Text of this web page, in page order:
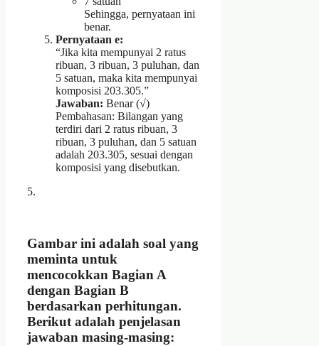
Sehingga, pernyataan ini
benar.
Pernyataan e:
“Jika kita mempunyai 2 ratus
ribuan, 3 ribuan, 3 puluhan, dan
5 satuan, maka kita mempunyai
komposisi 203.305.”
Jawaban: Benar (√)
Pembahasan: Bilangan yang
terdiri dari 2 ratus ribuan, 3
ribuan, 3 puluhan, dan 5 satuan
adalah 203.305, sesuai dengan
komposisi yang disebutkan.
5.
Gambar ini adalah soal yang
meminta untuk
mencocokkan Bagian A
dengan Bagian B
berdasarkan perhitungan.
Berikut adalah penjelasan
jawaban masing-masing: